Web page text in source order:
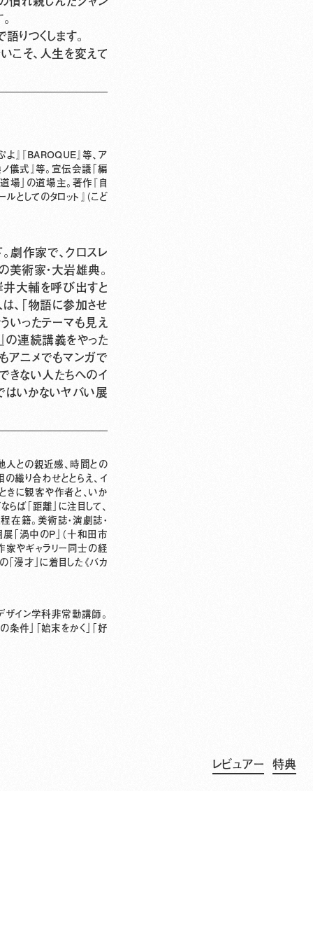
りつくします。
こそ、人生を変えて
』『BAROQUE』等、ア
ノ儀式』等。宣伝会議「編
場」の道場主。著作『自
してのタロット』（こど
劇作家で、クロスレ
術家・大岩雄典。
井大輔を呼び出すと
、「物語に参加させ
いったテーマも見え
の連続講義をやった
アニメでもマンガで
きない人たちへのイ
はいかないヤバい展
人との親近感、時間との
織り合わせととらえ、イ
きに観客や作者と、いか
ば「距離」に注目して、
籍。美術誌・演劇誌・
「渦中のP」（十和田市
家やギャラリー同士の経
漫才」に着目した《バカ
イン学科非常勤講師。
件」「始末をかく」「好
レビュアー 特典